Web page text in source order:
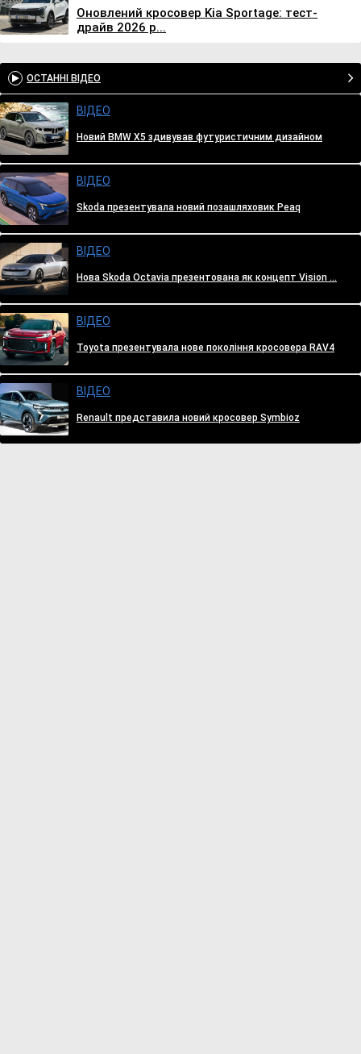
Оновлений кросовер Kia Sportage: тест-
драйв 2026 р...
ОСТАННІ ВІДЕО
ВІДЕО
Новий BMW X5 здивував футуристичним дизайном
ВІДЕО
Skoda презентувала новий позашляховик Peaq
ВІДЕО
Нова Skoda Octavia презентована як концепт Vision ...
ВІДЕО
Toyota презентувала нове покоління кросовера RAV4
ВІДЕО
Renault представила новий кросовер Symbioz